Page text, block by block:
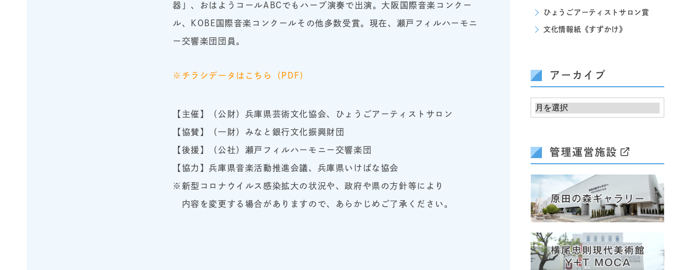
器」、おはようコールABCでもハープ演奏で出演。大阪国際音楽コンクー
ル、KOBE国際音楽コンクールその他多数受賞。現在、瀬戸フィルハーモニ
ー交響楽団団員。
※チラシデータはこちら（PDF)
【主催】（公財）兵庫県芸術文化協会、ひょうごアーティストサロン
【協賛】（一財）みなと銀行文化振興財団
【後援】（公社）瀬戸フィルハーモニー交響楽団
【協力】兵庫県音楽活動推進会議、兵庫県いけばな協会
※新型コロナウイルス感染拡大の状況や、政府や県の方針等により
内容を変更する場合がありますので、あらかじめご了承ください。
ひょうごアーティストサロン賞
文化情報紙《すずかけ》
アーカイブ
管理運営施設